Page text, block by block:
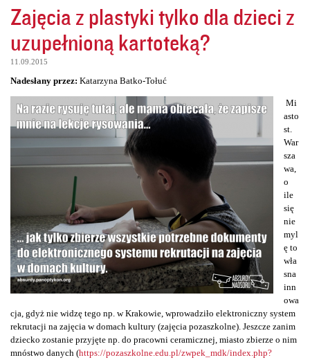
Zajęcia z plastyki tylko dla dzieci z
uzupełnioną kartoteką?
11.09.2015
Nadesłany przez: Katarzyna Batko-Tołuć
Mi
asto
st.
War
sza
wa,
o
ile
się
nie
myl
ę to
wła
sna
inn
owa
cja, gdyż nie widzę tego np. w Krakowie, wprowadziło elektroniczny system
rekrutacji na zajęcia w domach kultury (zajęcia pozaszkolne). Jeszcze zanim
dziecko zostanie przyjęte np. do pracowni ceramicznej, miasto zbierze o nim
mnóstwo danych (https://pozaszkolne.edu.pl/zwpek_mdk/index.php?